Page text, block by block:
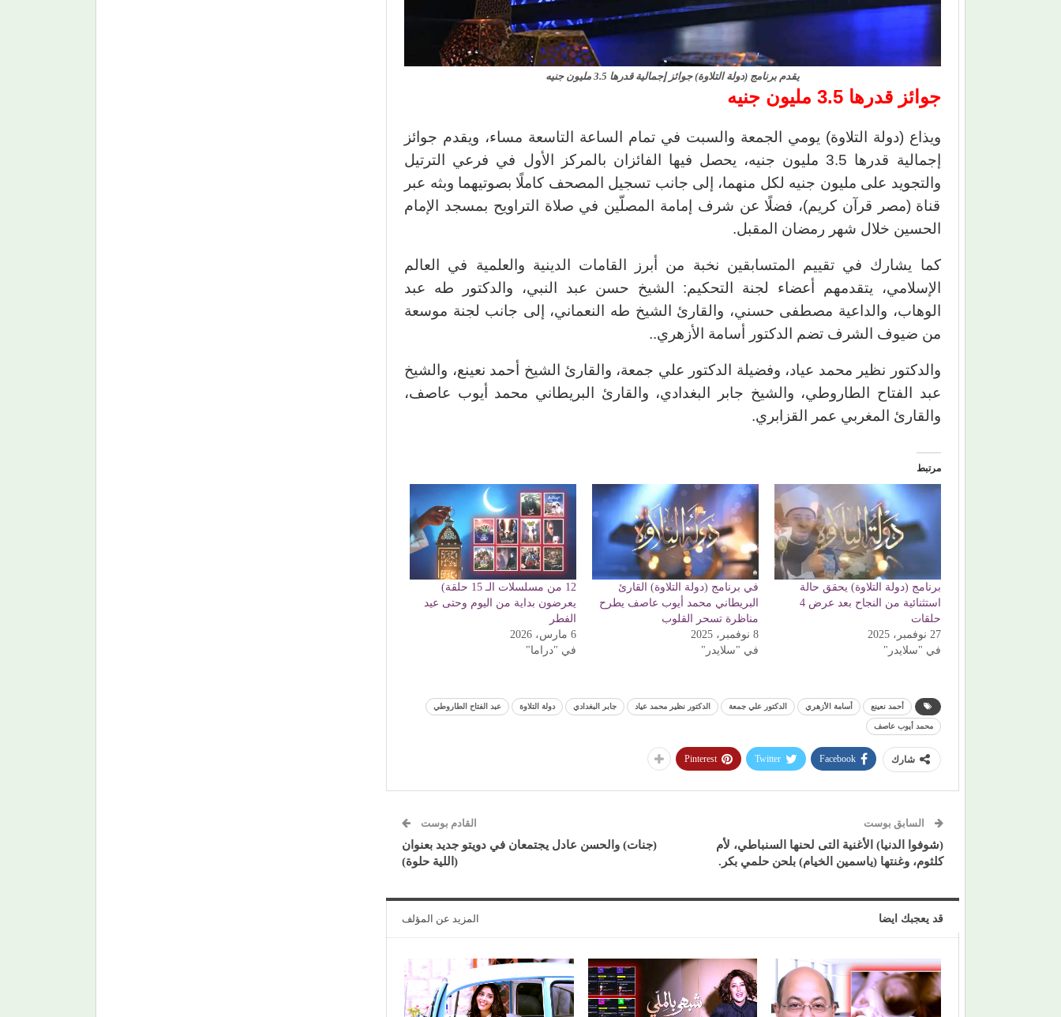
يقدم برنامج (دولة التلاوة) جوائز إجمالية قدرها 3.5 مليون جنيه
جوائز قدرها 3.5 مليون جنيه
ويذاع (دولة التلاوة) يومي الجمعة والسبت في تمام الساعة التاسعة مساء، ويقدم جوائز
إجمالية قدرها 3.5 مليون جنيه، يحصل فيها الفائزان بالمركز الأول في فرعي الترتيل
والتجويد على مليون جنيه لكل منهما، إلى جانب تسجيل المصحف كاملًا بصوتيهما وبثه عبر
قناة (مصر قرآن كريم)، فضلًا عن شرف إمامة المصلّين في صلاة التراويح بمسجد الإمام
الحسين خلال شهر رمضان المقبل.
كما يشارك في تقييم المتسابقين نخبة من أبرز القامات الدينية والعلمية في العالم
الإسلامي، يتقدمهم أعضاء لجنة التحكيم: الشيخ حسن عبد النبي، والدكتور طه عبد
الوهاب، والداعية مصطفى حسني، والقارئ الشيخ طه النعماني، إلى جانب لجنة موسعة
من ضيوف الشرف تضم الدكتور أسامة الأزهري..
والدكتور نظير محمد عياد، وفضيلة الدكتور علي جمعة، والقارئ الشيخ أحمد نعينع، والشيخ
عبد الفتاح الطاروطي، والشيخ جابر البغدادي، والقارئ البريطاني محمد أيوب عاصف،
والقارئ المغربي عمر القزابري.
مرتبط
برنامج (دولة التلاوة) يحقق حالة
استثنائية من النجاح بعد عرض 4
حلقات
27 نوفمبر، 2025
في "سلايدر"
في برنامج (دولة التلاوة) القارئ
البريطاني محمد أيوب عاصف يطرح
مناظرة تسحر القلوب
8 نوفمبر، 2025
في "سلايدر"
12 من مسلسلات الـ 15 حلقة)
يعرضون بداية من اليوم وحتى عيد
الفطر
6 مارس، 2026
في "دراما"
أحمد نعينع أسامة الأزهري الدكتور علي جمعة الدكتور نظير محمد عياد جابر البغدادي دولة التلاوة عبد الفتاح الطاروطي
محمد أيوب عاصف
شارك Facebook
Twitter
Pinterest
السابق بوست
(شوفوا الدنيا) الأغنية التى لحنها السنباطي، لأم
كلثوم، وغنتها (ياسمين الخيام) بلحن حلمي بكر.
القادم بوست
(جنات) والحسن عادل يجتمعان في دويتو جديد بعنوان
(اللية حلوة)
قد يعجبك ايضا المزيد عن المؤلف